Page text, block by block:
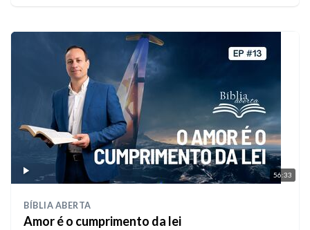
56:33
BÍBLIA ABERTA
Amor é o cumprimento da lei